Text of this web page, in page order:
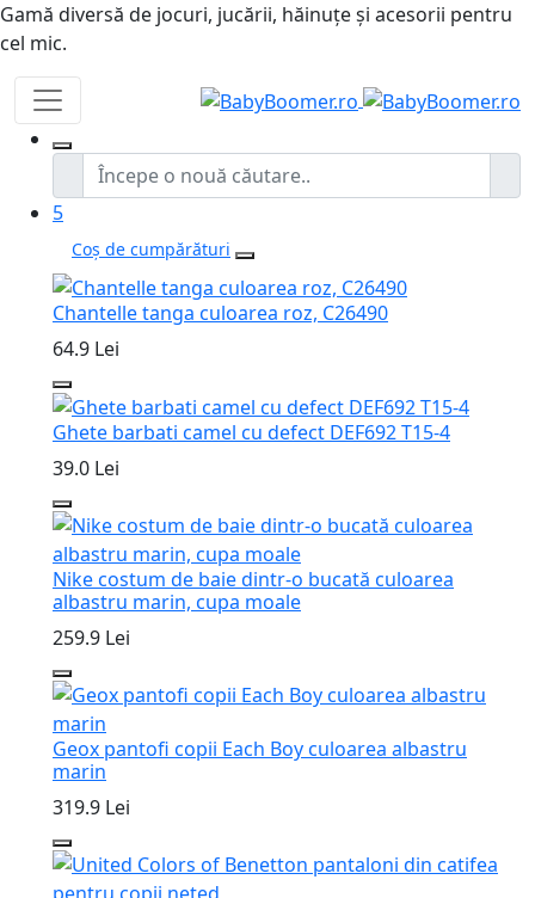
Gamă diversă de jocuri, jucării, hăinuțe și acesorii pentru
cel mic.
5
Coș de cumpărături
Chantelle tanga culoarea roz, C26490
64.9 Lei
Ghete barbati camel cu defect DEF692 T15-4
39.0 Lei
Nike costum de baie dintr-o bucată culoarea
albastru marin, cupa moale
259.9 Lei
Geox pantofi copii Each Boy culoarea albastru
marin
319.9 Lei